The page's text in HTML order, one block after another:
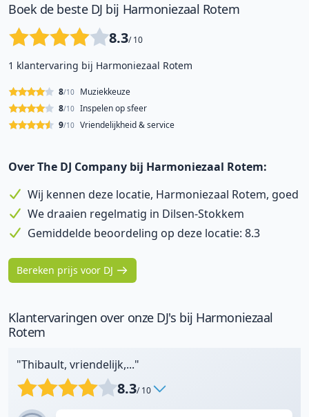
Boek de beste DJ bij Harmoniezaal Rotem
8.3/ 10
1 klantervaring bij Harmoniezaal Rotem
Muziekkeuze
8/10
Inspelen op sfeer
8/10
Vriendelijkheid & service
9/10
Over The DJ Company bij Harmoniezaal Rotem:
Wij kennen deze locatie, Harmoniezaal Rotem, goed
We draaien regelmatig in Dilsen-Stokkem
Gemiddelde beoordeling op deze locatie: 8.3
Bereken prijs voor DJ
Klantervaringen over onze DJ's bij Harmoniezaal
Rotem
"Thibault, vriendelijk,..."
8.3/ 10